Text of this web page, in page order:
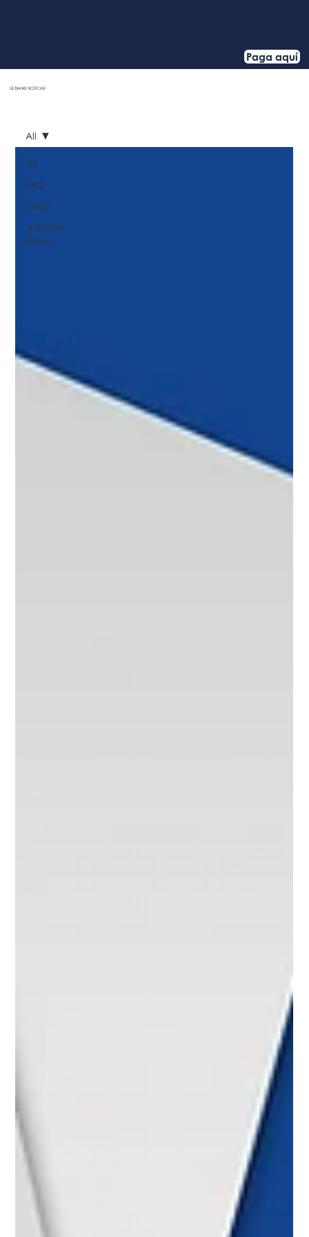
Paga aquí
ÚLTIMASNOTICIAS
All
FBO
MRO
Aviation
News
All